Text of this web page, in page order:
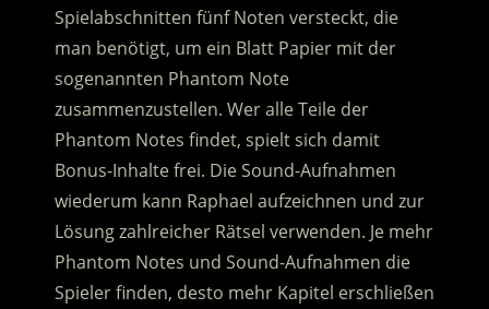
Spielabschnitten fünf Noten versteckt, die
man benötigt, um ein Blatt Papier mit der
sogenannten Phantom Note
zusammenzustellen. Wer alle Teile der
Phantom Notes findet, spielt sich damit
Bonus-Inhalte frei. Die Sound-Aufnahmen
wiederum kann Raphael aufzeichnen und zur
Lösung zahlreicher Rätsel verwenden. Je mehr
Phantom Notes und Sound-Aufnahmen die
Spieler finden, desto mehr Kapitel erschließen